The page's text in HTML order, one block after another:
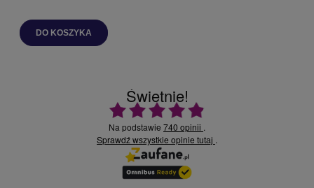
DO KOSZYKA
Świetnie!
Ocena średnia 4.9 na 5
Na podstawie 740 opinii .
Sprawdź wszystkie opinie tutaj .